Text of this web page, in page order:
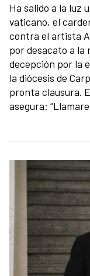
Ha salido a la luz
vaticano, el
contra el artista
por desacato a la
decepción por la
la diócesis de
pronta clausura.
asegura: